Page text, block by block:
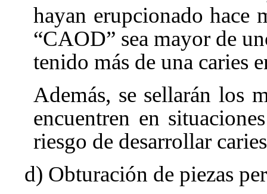
hayan erupcionado hace
“CAOD” sea mayor de
tenido más de una caries
Además, se sellarán los
encuentren en
riesgo de desarrollar
d) Obturación de piezas